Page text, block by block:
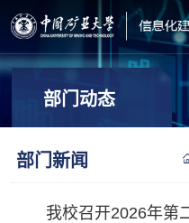
部门动态
部门新闻
我校召开2026年第